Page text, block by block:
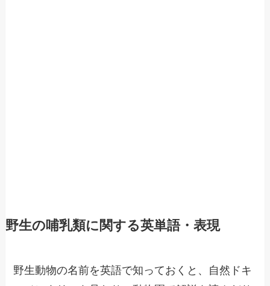
野生の哺乳類に関する英単語・表現
野生動物の名前を英語で知っておくと、自然ドキ